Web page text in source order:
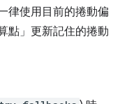
律使用目前的捲動偏
點」更新記住的捲動